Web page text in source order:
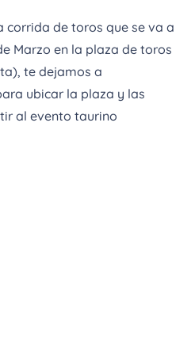
corrida de toros que se va a
Marzo en la plaza de toros
te dejamos a
ubicar la plaza y las
al evento taurino